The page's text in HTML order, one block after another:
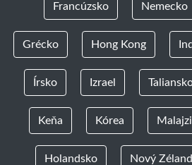
Francúzsko Nemecko
Grécko Hong Kong
Írsko Izrael
Keňa Kórea
Holandsko Nový Zéland